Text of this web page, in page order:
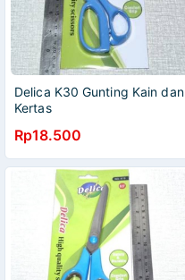
Delica K30 Gunting Kain dan
Kertas
Rp18.500